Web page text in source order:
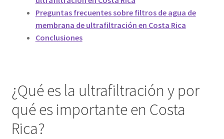
Preguntas frecuentes sobre filtros de agua de
membrana de ultrafiltración en Costa Rica
Conclusiones
¿Qué es la ultrafiltración y por
qué es importante en Costa
Rica?